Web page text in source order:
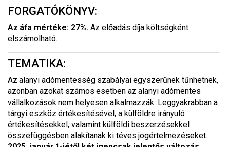
FORGATÓKÖNYV:
Az áfa mértéke: 27%. Az előadás díja költségként
elszámolható.
TEMATIKA:
Az alanyi adómentesség szabályai egyszerűnek tűnhetnek,
azonban azokat számos esetben az alanyi adómentes
vállalkozások nem helyesen alkalmazzák. Leggyakrabban a
tárgyi eszköz értékesítésével, a külföldre irányuló
értékesítésekkel, valamint külföldi beszerzésekkel
összefüggésben alakítanak ki téves jogértelmezéseket.